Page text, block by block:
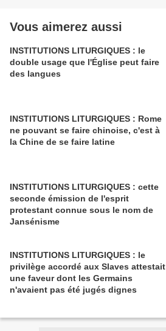
Vous aimerez aussi
INSTITUTIONS LITURGIQUES : le
double usage que l'Église peut faire
des langues
INSTITUTIONS LITURGIQUES : Rome
ne pouvant se faire chinoise, c'est à
la Chine de se faire latine
INSTITUTIONS LITURGIQUES : cette
seconde émission de l'esprit
protestant connue sous le nom de
Jansénisme
INSTITUTIONS LITURGIQUES : le
privilège accordé aux Slaves attestait
une faveur dont les Germains
n'avaient pas été jugés dignes